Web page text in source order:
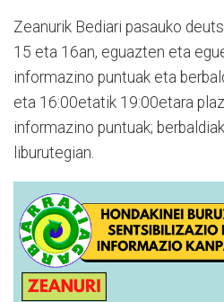
Zeanurik Bediari pasauko
15 eta 16an, eguazten eta
informazino puntuak eta
eta 16:00etatik 19:00etara
informazino puntuak;
liburutegian.